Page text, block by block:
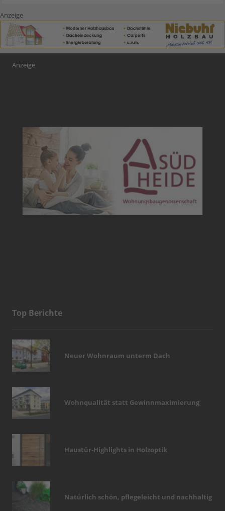
Anzeige
Anzeige
Top Berichte
Neuer Wohnraum unterm Dach
Wohnqualität statt Gewinnmaximierung
Haustür-Highlights in Holzoptik
Natürlich schön, pflegeleicht und nachhaltig